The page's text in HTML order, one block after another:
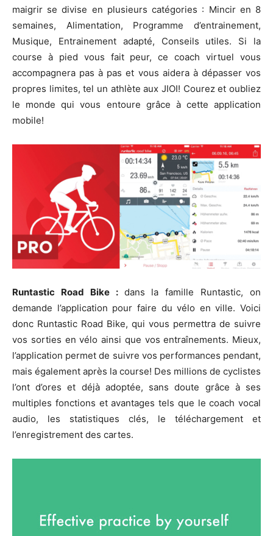
maigrir se divise en plusieurs catégories : Mincir en 8
semaines, Alimentation, Programme d’entrainement,
Musique, Entrainement adapté, Conseils utiles. Si la
course à pied vous fait peur, ce coach virtuel vous
accompagnera pas à pas et vous aidera à dépasser vos
propres limites, tel un athlète aux JIOI! Courez et oubliez
le monde qui vous entoure grâce à cette application
mobile!
Runtastic Road Bike : dans la famille Runtastic, on
demande l’application pour faire du vélo en ville. Voici
donc Runtastic Road Bike, qui vous permettra de suivre
vos sorties en vélo ainsi que vos entraînements. Mieux,
l’application permet de suivre vos performances pendant,
mais également après la course! Des millions de cyclistes
l’ont d’ores et déjà adoptée, sans doute grâce à ses
multiples fonctions et avantages tels que le coach vocal
audio, les statistiques clés, le téléchargement et
l’enregistrement des cartes.